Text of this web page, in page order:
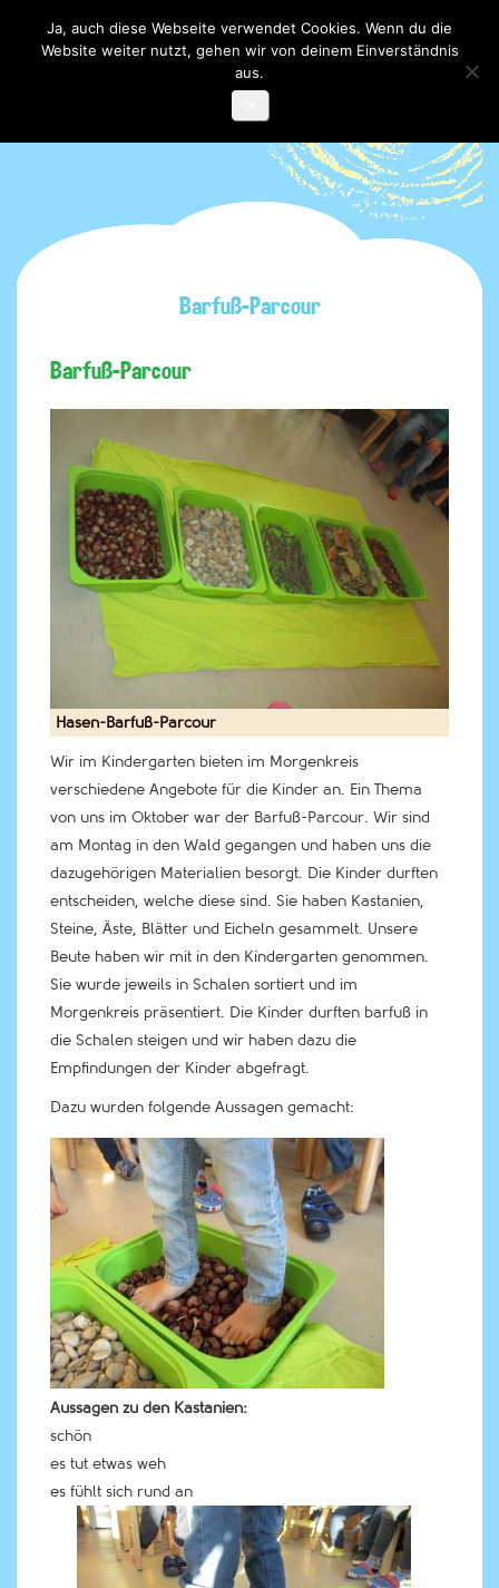
Toggle

Barfuß-Parcour
Barfuß-Parcour
Hasen-Barfuß-Parcour
Wir im Kindergarten bieten im Morgenkreis
verschiedene Angebote für die Kinder an. Ein Thema
von uns im Oktober war der Barfuß-Parcour. Wir sind
am Montag in den Wald gegangen und haben uns die
dazugehörigen Materialien besorgt. Die Kinder durften
entscheiden, welche diese sind. Sie haben Kastanien,
Steine, Äste, Blätter und Eicheln gesammelt. Unsere
Beute haben wir mit in den Kindergarten genommen.
Sie wurde jeweils in Schalen sortiert und im
Morgenkreis präsentiert. Die Kinder durften barfuß in
die Schalen steigen und wir haben dazu die
Empfindungen der Kinder abgefragt.
Dazu wurden folgende Aussagen gemacht:
Aussagen zu den Kastanien:
schön
es tut etwas weh
es fühlt sich rund an
Ja, auch diese Webseite verwendet Cookies. Wenn du die
Website weiter nutzt, gehen wir von deinem Einverständnis
aus.